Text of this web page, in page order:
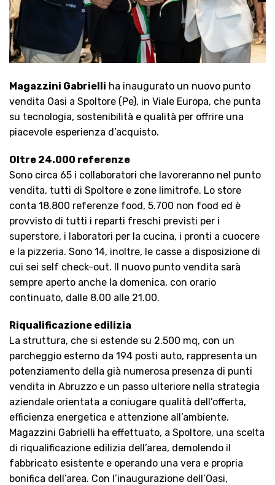
Magazzini Gabrielli ha inaugurato un nuovo punto
vendita Oasi a Spoltore (Pe), in Viale Europa, che punta
su tecnologia, sostenibilità e qualità per offrire una
piacevole esperienza d’acquisto.
Oltre 24.000 referenze
Sono circa 65 i collaboratori che lavoreranno nel punto
vendita, tutti di Spoltore e zone limitrofe. Lo store
conta 18.800 referenze food, 5.700 non food ed è
provvisto di tutti i reparti freschi previsti per i
superstore, i laboratori per la cucina, i pronti a cuocere
e la pizzeria. Sono 14, inoltre, le casse a disposizione di
cui sei self check-out. Il nuovo punto vendita sarà
sempre aperto anche la domenica, con orario
continuato, dalle 8.00 alle 21.00.
Riqualificazione edilizia
La struttura, che si estende su 2.500 mq, con un
parcheggio esterno da 194 posti auto, rappresenta un
potenziamento della già numerosa presenza di punti
vendita in Abruzzo e un passo ulteriore nella strategia
aziendale orientata a coniugare qualità dell’offerta,
efficienza energetica e attenzione all’ambiente.
Magazzini Gabrielli ha effettuato, a Spoltore, una scelta
di riqualificazione edilizia dell’area, demolendo il
fabbricato esistente e operando una vera e propria
bonifica dell’area. Con l’inaugurazione dell’Oasi,